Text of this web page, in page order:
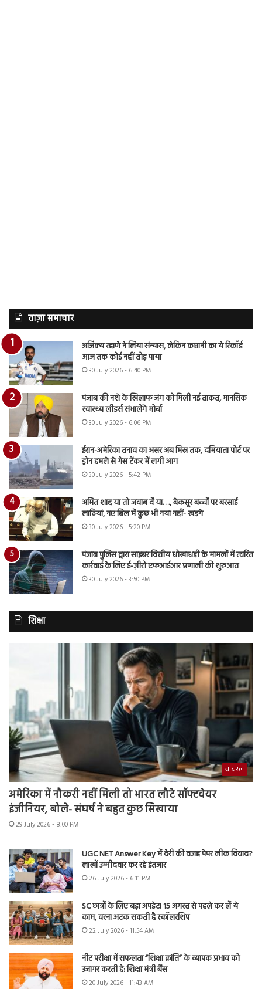
ताज़ा समाचार
अजिंक्य रहाणे ने लिया संन्यास, लेकिन कप्तानी का ये रिकॉर्ड
आज तक कोई नहीं तोड़ पाया
30 July 2026 - 6:40 PM
पंजाब की नशे के खिलाफ जंग को मिली नई ताकत, मानसिक
स्वास्थ्य लीडर्स संभालेंगे मोर्चा
30 July 2026 - 6:06 PM
ईरान-अमेरिका तनाव का असर अब मिस्र तक, दमियाता पोर्ट पर
ड्रोन हमले से गैस टैंकर में लगी आग
30 July 2026 - 5:42 PM
अमित शाह या तो जवाब दें या…., बेकसूर बच्चों पर बरसाई
लाठियां, नए बिल में कुछ भी नया नहीं- खड़गे
30 July 2026 - 5:20 PM
पंजाब पुलिस द्वारा साइबर वित्तीय धोखाधड़ी के मामलों में त्वरित
कार्रवाई के लिए ई-ज़ीरो एफआईआर प्रणाली की शुरुआत
30 July 2026 - 3:50 PM
शिक्षा
वायरल
अमेरिका में नौकरी नहीं मिली तो भारत लौटे सॉफ्टवेयर
इंजीनियर, बोले- संघर्ष ने बहुत कुछ सिखाया
29 July 2026 - 8:00 PM
UGC NET Answer Key में देरी की वजह पेपर लीक विवाद?
लाखों उम्मीदवार कर रहे इंतजार
26 July 2026 - 6:11 PM
SC छात्रों के लिए बड़ा अपडेट! 15 अगस्त से पहले कर लें ये
काम, वरना अटक सकती है स्कॉलरशिप
22 July 2026 - 11:54 AM
नीट परीक्षा में सफलता “शिक्षा क्रांति” के व्यापक प्रभाव को
उजागर करती है: शिक्षा मंत्री बैंस
20 July 2026 - 11:43 AM